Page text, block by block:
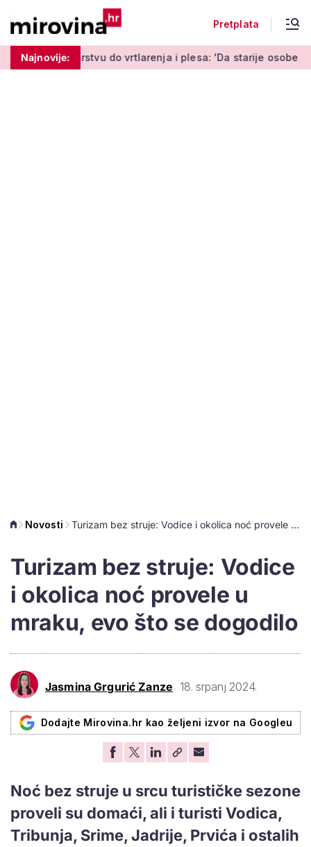
Pretplata
Najnovije:
do vrtlarenja i plesa: 'Da starije osobe ne ostavimo same'
Novosti Turizam bez struje: Vodice i okolica noć provele u mraku, evo što se dogodilo
Turizam bez struje: Vodice
i okolica noć provele u
mraku, evo što se dogodilo
Jasmina Grgurić Zanze 18. srpanj 2024.
Dodajte Mirovina.hr kao željeni izvor na Googleu
Noć bez struje u srcu turističke sezone
proveli su domaći, ali i turisti Vodica,
Tribunja, Srime, Jadrije, Prvića i ostalih